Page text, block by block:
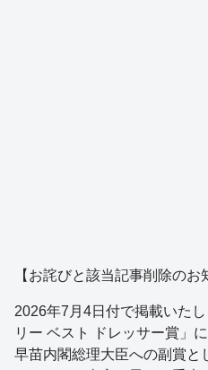
【お詫びと該当記事削除のお
2026年7月4日付で掲載いた
リー ベスト ドレッサー賞」
早苗内閣総理大臣への副賞と